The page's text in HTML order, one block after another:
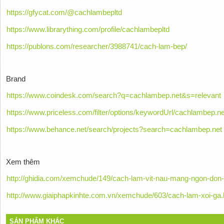
https://gfycat.com/@cachlambepltd
https://www.librarything.com/profile/cachlambepltd
https://publons.com/researcher/3988741/cach-lam-bep/
Brand
https://www.coindesk.com/search?q=cachlambep.net&s=relevant
https://www.priceless.com/filter/options/keywordUrl/
https://www.behance.net/search/projects?search=cachlambep.net
Xem thêm
http://ghidia.com/xemchude/149/cach-lam-vit-nau-mang-ngon-
http://www.giaiphapkinhte.com.vn/xemchude/603/cach-lam-xoi-
SẢN PHẨM KHÁC